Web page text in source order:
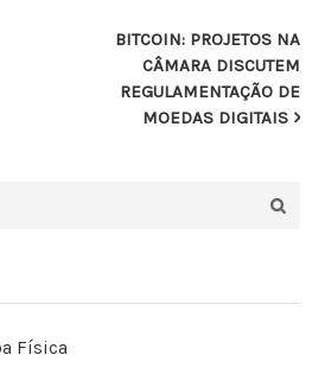
BITCOIN: PROJETOS NA
CÂMARA DISCUTEM
REGULAMENTAÇÃO DE
MOEDAS DIGITAIS
Física